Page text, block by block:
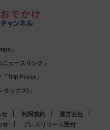
」
ュースリンク」
Trip Press」
ックス)」
せ 利用規約
運営会社
せ プレスリリース受付